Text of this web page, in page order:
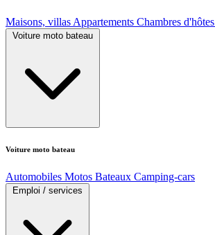
Maisons, villas Appartements Chambres d'hôtes
Voiture moto bateau
Voiture moto bateau
Automobiles Motos Bateaux Camping-cars
Emploi / services